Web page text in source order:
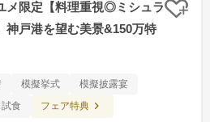
メ限定【料理重視◎ミシュラ
神戸港を望む美景&150万特
クリ
模擬挙式
模擬披露宴
食
フェア特典